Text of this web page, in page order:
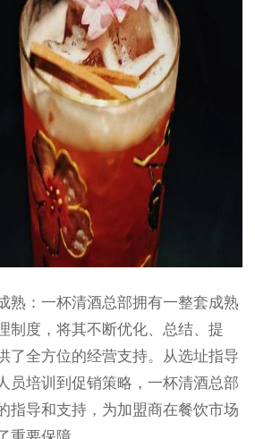
：一杯清酒总部拥有一整套成熟
制度，将其不断优化、总结、提
了全方位的经营支持。从选址指导
员培训到促销策略，一杯清酒总部
指导和支持，为加盟商在餐饮市场